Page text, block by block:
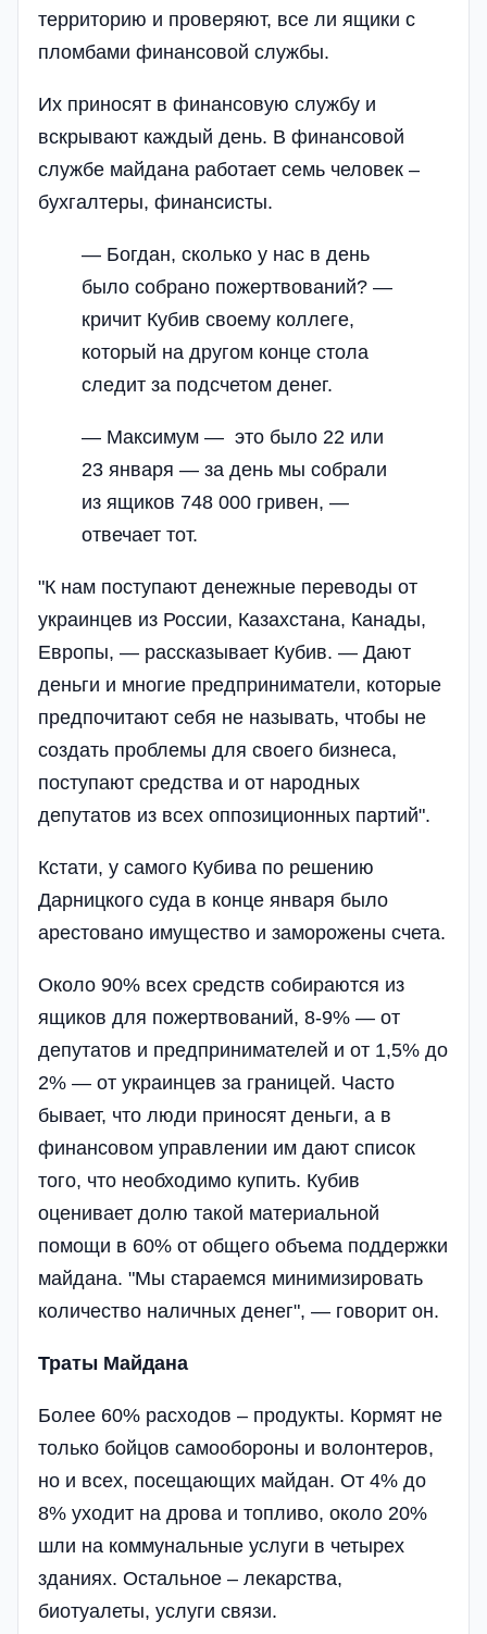
территорию и проверяют, все ли ящики с
пломбами финансовой службы.
Их приносят в финансовую службу и
вскрывают каждый день. В финансовой
службе майдана работает семь человек –
бухгалтеры, финансисты.
— Богдан, сколько у нас в день
было собрано пожертвований? —
кричит Кубив своему коллеге,
который на другом конце стола
следит за подсчетом денег.
— Максимум — это было 22 или
23 января — за день мы собрали
из ящиков 748 000 гривен, —
отвечает тот.
"К нам поступают денежные переводы от
украинцев из России, Казахстана, Канады,
Европы, — рассказывает Кубив. — Дают
деньги и многие предприниматели, которые
предпочитают себя не называть, чтобы не
создать проблемы для своего бизнеса,
поступают средства и от народных
депутатов из всех оппозиционных партий".
Кстати, у самого Кубива по решению
Дарницкого суда в конце января было
арестовано имущество и заморожены счета.
Около 90% всех средств собираются из
ящиков для пожертвований, 8-9% — от
депутатов и предпринимателей и от 1,5% до
2% — от украинцев за границей. Часто
бывает, что люди приносят деньги, а в
финансовом управлении им дают список
того, что необходимо купить. Кубив
оценивает долю такой материальной
помощи в 60% от общего объема поддержки
майдана. "Мы стараемся минимизировать
количество наличных денег", — говорит он.
Траты Майдана
Более 60% расходов – продукты. Кормят не
только бойцов самообороны и волонтеров,
но и всех, посещающих майдан. От 4% до
8% уходит на дрова и топливо, около 20%
шли на коммунальные услуги в четырех
зданиях. Остальное – лекарства,
биотуалеты, услуги связи.